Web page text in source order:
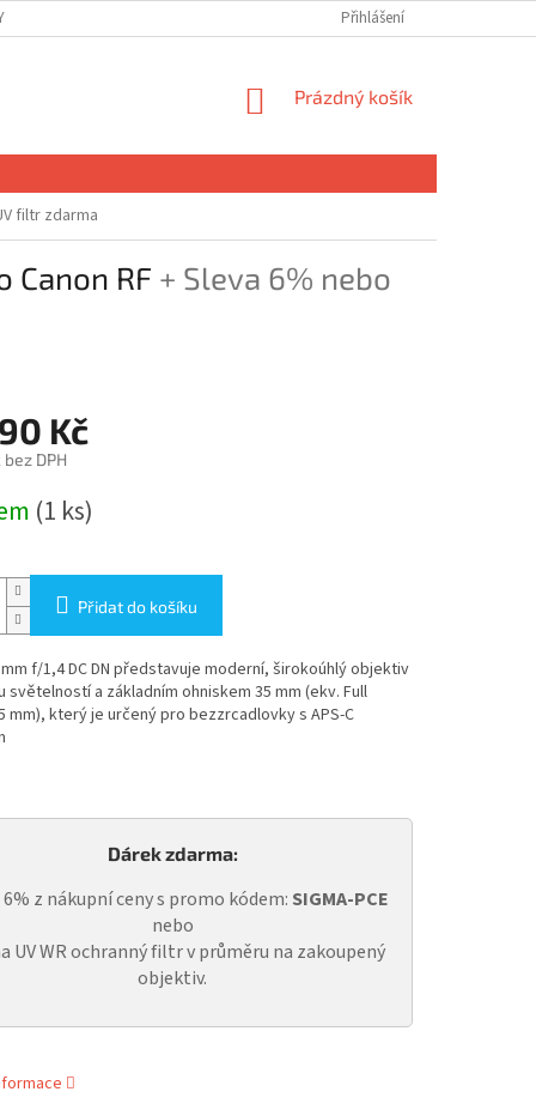
ÚDAJŮ Přihlášení
NÁKUPNÍ
Prázdný košík
filtr zdarma
Canon RF + Sleva 6% nebo
Kč
bez DPH
(1 ks)
Přidat do košíku
f/1,4 DC DN představuje moderní, širokoúhlý objektiv
světelností a základním ohniskem 35 mm (ekv. Full
mm), který je určený pro bezzrcadlovky s APS-C
Dárek zdarma:
6% z nákupní ceny s promo kódem: SIGMA-PCE
nebo
UV WR ochranný filtr v průměru na zakoupený
objektiv.